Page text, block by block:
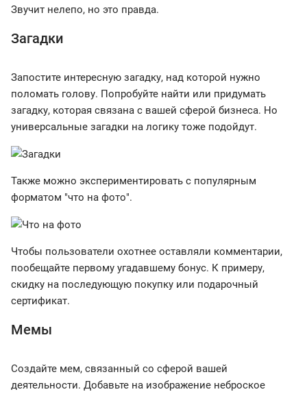
Звучит нелепо, но это правда.
Загадки
Запостите интересную загадку, над которой нужно
поломать голову. Попробуйте найти или придумать
загадку, которая связана с вашей сферой бизнеса. Но
универсальные загадки на логику тоже подойдут.
Также можно экспериментировать с популярным
форматом "что на фото".
Чтобы пользователи охотнее оставляли комментарии,
пообещайте первому угадавшему бонус. К примеру,
скидку на последующую покупку или подарочный
сертификат.
Мемы
Создайте мем, связанный со сферой вашей
деятельности. Добавьте на изображение неброское